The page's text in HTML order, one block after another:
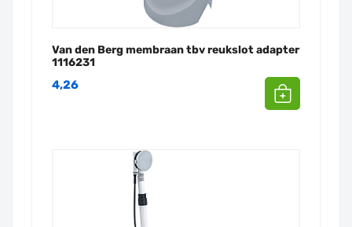
Van den Berg membraan tbv reukslot adapter
1116231
4,26